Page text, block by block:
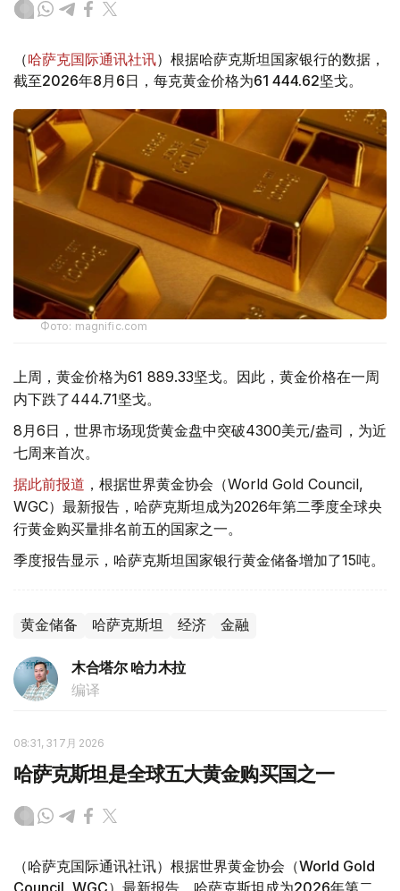
（哈萨克国际通讯社讯）根据哈萨克斯坦国家银行的数据，
截至2026年8月6日，每克黄金价格为61 444.62坚戈。
Фото: magnific.com
上周，黄金价格为61 889.33坚戈。因此，黄金价格在一周
内下跌了444.71坚戈。
8月6日，世界市场现货黄金盘中突破4300美元/盎司，为近
七周来首次。
据此前报道 ，根据世界黄金协会（World Gold Council,
WGC）最新报告，哈萨克斯坦成为2026年第二季度全球央
行黄金购买量排名前五的国家之一。
季度报告显示，哈萨克斯坦国家银行黄金储备增加了15吨。
黄金储备 哈萨克斯坦 经济 金融
木合塔尔 哈力木拉
编译
08:31, 31 7月 2026
哈萨克斯坦是全球五大黄金购买国之一
（哈萨克国际通讯社讯）根据世界黄金协会（World Gold